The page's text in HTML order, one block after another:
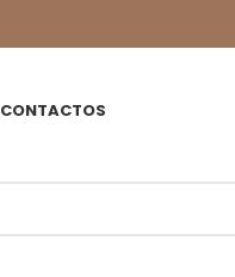
CONTACTOS